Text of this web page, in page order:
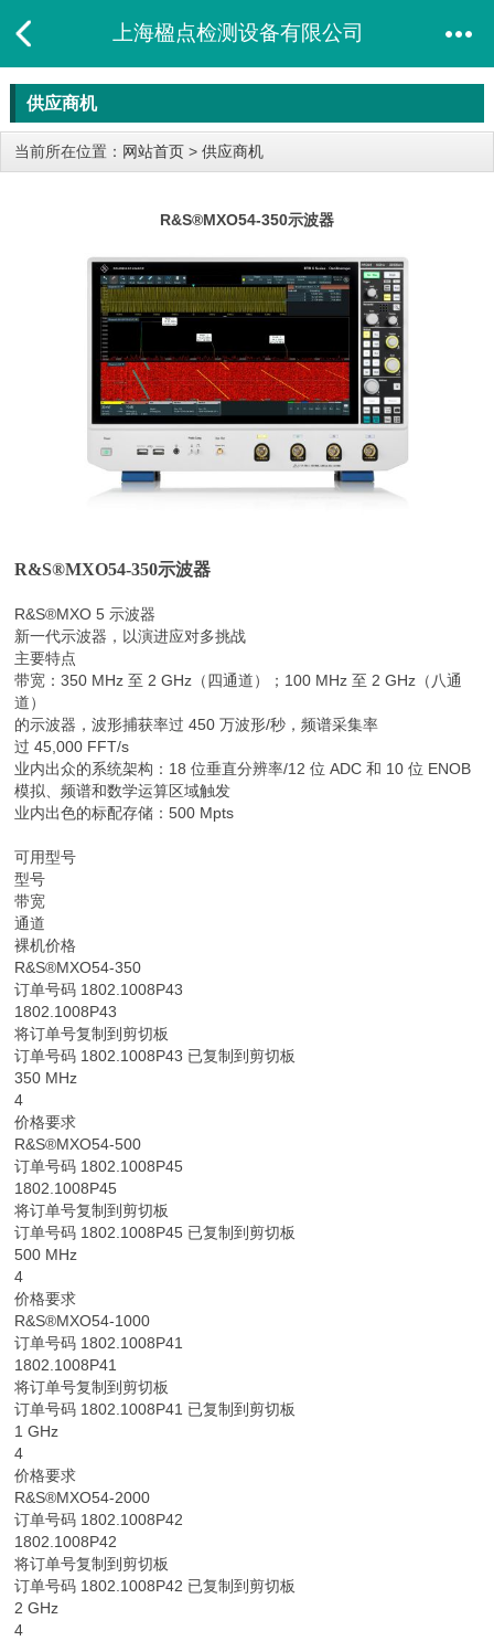
上海楹点检测设备有限公司
供应商机
当前所在位置： 网站首页 > 供应商机
R&S®MXO54-350​示波器
R&S®MXO54-350示波器
R&S®MXO 5 示波器
新一代示波器，以演进应对多挑战
主要特点
带宽：350 MHz 至 2 GHz（四通道）；100 MHz 至 2 GHz（八通
道）
的示波器，波形捕获率过 450 万波形/秒，频谱采集率
过 45,000 FFT/s
业内出众的系统架构：18 位垂直分辨率/12 位 ADC 和 10 位 ENOB
模拟、频谱和数学运算区域触发
业内出色的标配存储：500 Mpts
可用型号
型号
带宽
通道
裸机价格
R&S®MXO54-350
订单号码 1802.1008P43
1802.1008P43
将订单号复制到剪切板
订单号码 1802.1008P43 已复制到剪切板
350 MHz
4
价格要求
R&S®MXO54-500
订单号码 1802.1008P45
1802.1008P45
将订单号复制到剪切板
订单号码 1802.1008P45 已复制到剪切板
500 MHz
4
价格要求
R&S®MXO54-1000
订单号码 1802.1008P41
1802.1008P41
将订单号复制到剪切板
订单号码 1802.1008P41 已复制到剪切板
1 GHz
4
价格要求
R&S®MXO54-2000
订单号码 1802.1008P42
1802.1008P42
将订单号复制到剪切板
订单号码 1802.1008P42 已复制到剪切板
2 GHz
4